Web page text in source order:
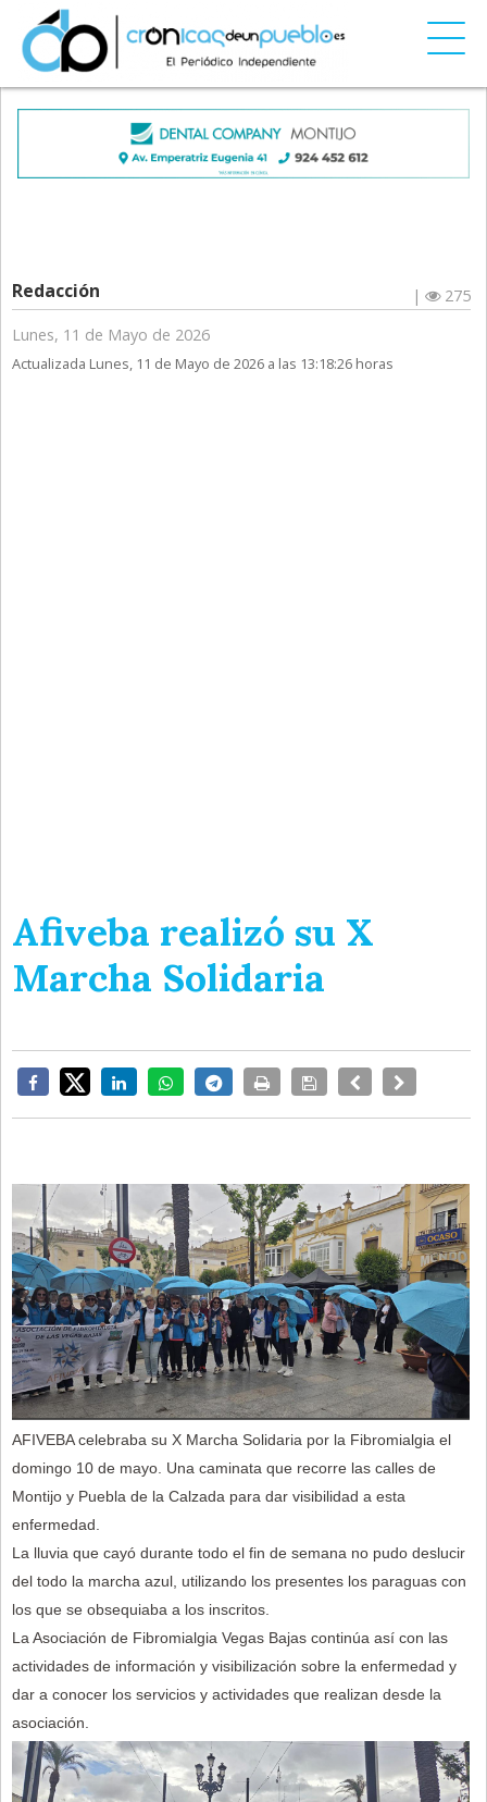
Redacción |
275
Lunes, 11 de Mayo de 2026
Actualizada Lunes, 11 de Mayo de 2026 a las 13:18:26 horas
Afiveba realizó su X
Marcha Solidaria
AFIVEBA celebraba su X Marcha Solidaria por la Fibromialgia el
domingo 10 de mayo. Una caminata que recorre las calles de
Montijo y Puebla de la Calzada para dar visibilidad a esta
enfermedad.
La lluvia que cayó durante todo el fin de semana no pudo deslucir
del todo la marcha azul, utilizando los presentes los paraguas con
los que se obsequiaba a los inscritos.
La Asociación de Fibromialgia Vegas Bajas continúa así con las
actividades de información y visibilización sobre la enfermedad y
dar a conocer los servicios y actividades que realizan desde la
asociación.